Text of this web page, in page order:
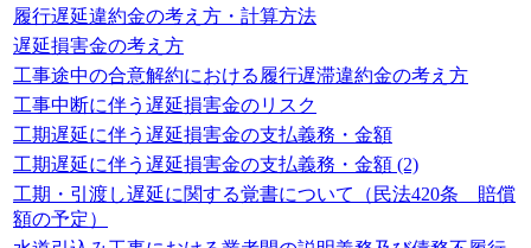
履行遅延違約金の考え方・計算方法
遅延損害金の考え方
工事途中の合意解約における履行遅滞違約金の考え方
工事中断に伴う遅延損害金のリスク
工期遅延に伴う遅延損害金の支払義務・金額
工期遅延に伴う遅延損害金の支払義務・金額 (2)
工期・引渡し遅延に関する覚書について（民法420条 賠償
額の予定）